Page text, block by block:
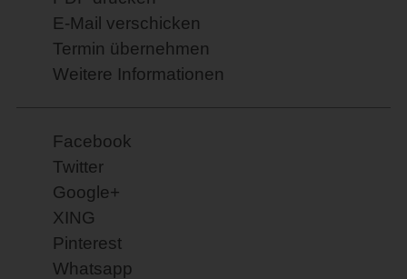
E-Mail verschicken
Termin übernehmen
Weitere Informationen
Facebook
Twitter
Google+
XING
Pinterest
Whatsapp